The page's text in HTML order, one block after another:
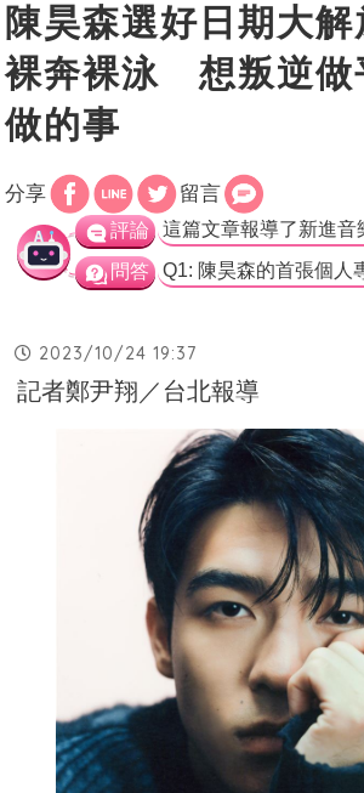
陳昊森選好日期大
裸奔裸泳 想叛逆做
做的事
分享 留言
評論
問答
2023/10/24 19:37
記者鄭尹翔／台北報導